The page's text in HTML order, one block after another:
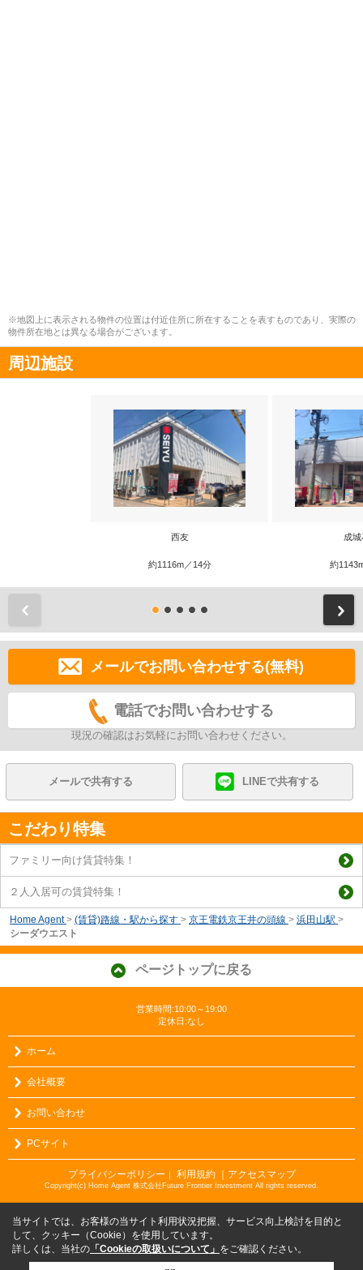
※地図上に表示される物件の位置は付近住所に所在することを表すものであり、実際の
物件所在地とは異なる場合がございます。
周辺施設
西友
約1116m／14分
成
約
メールでお問い合わせする(無料)
電話でお問い合わせする
現況の確認はお気軽にお問い合わせください。
メールで共有する LINEで共有する
こだわり特集
ファミリー向け賃貸特集！
２人入居可の賃貸特集！
Home Agent > (賃貸)路線・駅から探す > 京王電鉄京王井の頭線 > 浜田山駅 >
シーダウエスト
ページトップに戻る
営業時間:10:00～19:00
定休日:なし
ホーム
会社概要
お問い合わせ
PCサイト
プライバシーポリシー 利用規約 ｜アクセスマップ
Copyright(c) Home Agent 株式会社Future Frontier Investment All rights reserved.
当サイトでは、お客様の当サイト利用状況把握、サービス向上検討を目的と
して、クッキー（Cookie）を使用しています。
詳しくは、当社の 「Cookieの取扱いについて」 をご確認ください。